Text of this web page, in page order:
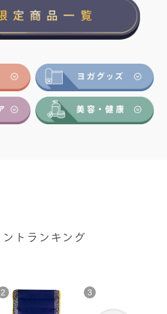
ントランキング
2 3